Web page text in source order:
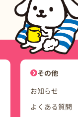
ユーザーナビゲ
その他
お知らせ
よくある質問